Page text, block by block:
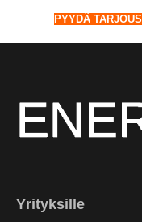
PYYDÄ TARJOUS
Yrityksille